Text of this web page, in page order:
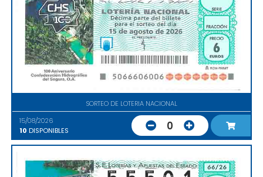
SORTEO DE LOTERIA NACIONAL
15/08/2026
10 DISPONIBLES 0